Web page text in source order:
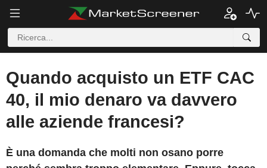
Quando acquisto un ETF CAC
40, il mio denaro va davvero
alle aziende francesi?
È una domanda che molti non osano porre